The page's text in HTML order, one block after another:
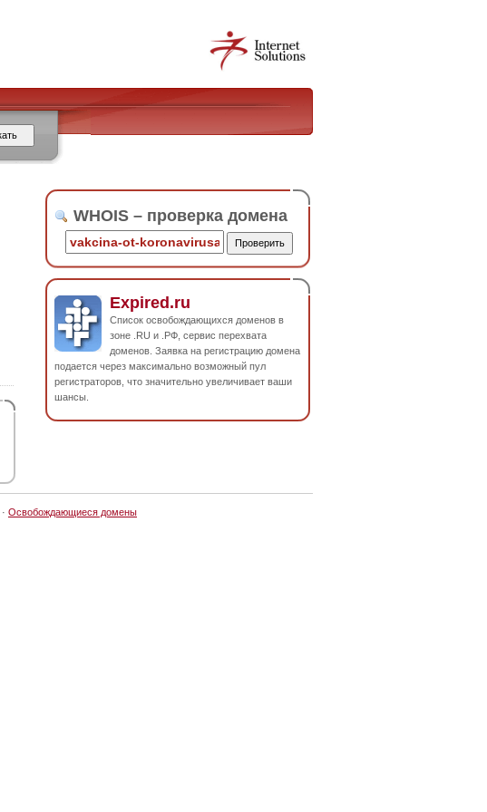
WHOIS – проверка домена
Expired.ru
Список освобождающихся доменов в
зоне .RU и .РФ, сервис перехвата
доменов. Заявка на регистрацию домена
подается через максимально возможный пул
регистраторов, что значительно увеличивает ваши
шансы.
· Освобождающиеся домены